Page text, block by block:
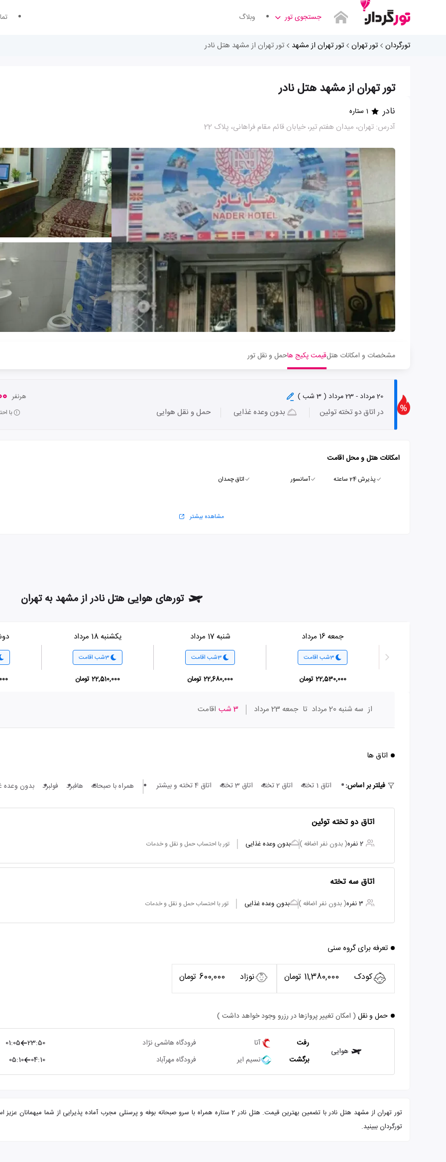
جستجوی تور وبلاگ
تورگردان تور تهران تور تهران از مشهد تور تهران از مشهد هتل نادر
تور تهران از مشهد هتل نادر
نادر 1 ستاره
آدرس: تهران، میدان هفتم تیر، خیابان قائم مقام فراهانی، پلاک 22
مشخصات و امکانات هتلقیمت پکیج هاحمل و نقل تور
20 مرداد - 23 مرداد ( 3 شب )
در اتاق دو تخته توئین بدون وعده غذایی حمل و نقل هوایی
هرنفر
با
امکانات هتل و محل اقامت
پذیرش 24 ساعته آسانسور اتاق چمدان
مشاهده بیشتر
تورهای هوایی هتل نادر از مشهد به تهران
جمعه 16 مرداد
3شب اقامت
22,530,000 تومان
شنبه 17 مرداد
3شب اقامت
22,680,000 تومان
یکشنبه 18 مرداد
3شب اقامت
22,510,000 تومان
از سه شنبه 20 مرداد تا جمعه 23 مرداد 3 شب اقامت
اتاق ها
فیلتر بر اساس: اتاق 1 تخته اتاق 2 تخته اتاق 3 تخته اتاق 4 تخته و بیشتر همراه با صبحانه هافبرد فولبرد بدون وعده
اتاق دو تخته توئین
2 نفره ( بدون نفر اضافه ) بدون وعده غذایی تور با احتساب حمل و نقل و خدمات
اتاق سه تخته
3 نفره ( بدون نفر اضافه ) بدون وعده غذایی تور با احتساب حمل و نقل و خدمات
تعرفه برای گروه سنی
کودک 11,380,000 تومان نوزاد 600,000 تومان
حمل و نقل ( امکان تغییر پروازها در رزرو وجود خواهد داشت )
هوایی
رفت آتا فرودگاه هاشمی نژاد 23:50
01:05
برگشت نسیم ایر فرودگاه مهرآباد 04:10
05:10
تور تهران از مشهد هتل نادر با تضمین بهترین قیمت. هتل نادر 2 ستاره همراه با سرو صبحانه بوفه و پرسنلی مجرب آماده
تورگردان ببینید.